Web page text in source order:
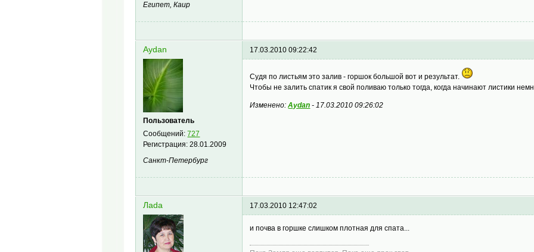
Египет, Каир
Aydan
Пользователь
Сообщений:727
Регистрация:28.01.2009
Санкт-Петербург
17.03.2010 09:22:42
Судя по листьям это залив - горшок большой вот и результат.
Чтобы не залить спатик я свой поливаю только тогда, когда начинают листики
Изменено:Aydan -17.03.2010 09:26:02
Лаdа 17.03.2010 12:47:02
и почва в горшке слишком плотная для спата...